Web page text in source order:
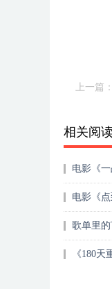
上一篇：
相关阅读
电影《
电影《点
歌单里的
《180